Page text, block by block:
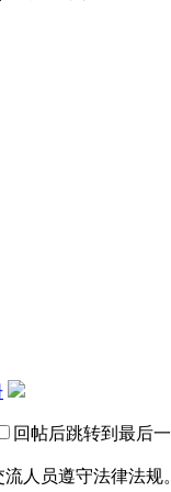
回帖后跳转到最后
人员遵守法律法规